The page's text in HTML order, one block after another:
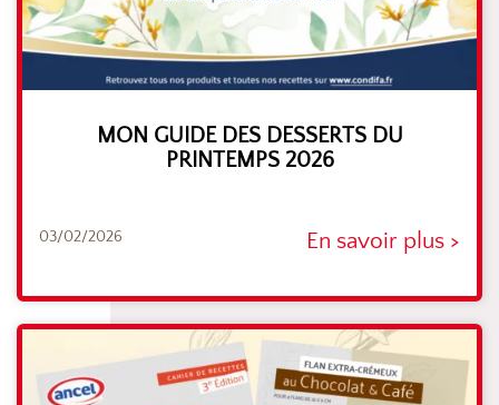
MON GUIDE DES DESSERTS DU
PRINTEMPS 2026
03/02/2026 En savoir plus >